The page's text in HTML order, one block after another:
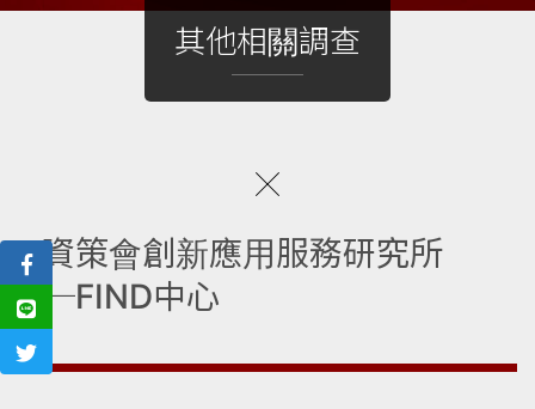
其他相關調查
資策會創新應用服務研究所
─FIND中心